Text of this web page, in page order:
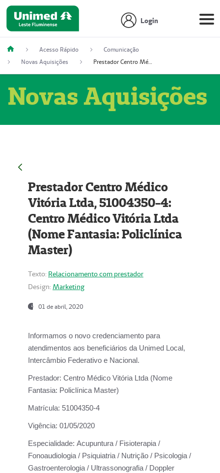
Login
Acesso Rápido
Comunicação
Novas Aquisições
Prestador Centro Médico Vitória Ltda, 51004350-4: Centro Médico Vitória Ltda (Nome Fantasia: Policlínica Master)
Novas Aquisições
Prestador Centro Médico
Vitória Ltda, 51004350-4:
Centro Médico Vitória Ltda
(Nome Fantasia: Policlínica
Master)
Texto: Relacionamento com prestador
Design: Marketing
01 de abril, 2020
Informamos o novo credenciamento para
atendimentos aos beneficiários da Unimed Local,
Intercâmbio Federativo e Nacional.
Prestador: Centro Médico Vitória Ltda (Nome
Fantasia: Policlínica Master)
Matrícula: 51004350-4
Vigência: 01/05/2020
Especialidade: Acupuntura / Fisioterapia /
Fonoaudiologia / Psiquiatria / Nutrição / Psicologia /
Gastroenterologia / Ultrassonografia / Doppler